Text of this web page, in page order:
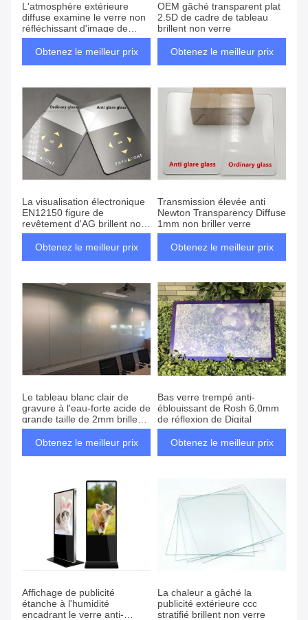
L'atmosphère extérieure
diffuse examine le verre non
réfléchissant d'image de
6mm
Obtenez le meilleur prix
OEM gâché transparent plat
2.5D de cadre de tableau
brillent non verre
Obtenez le meilleur prix
La visualisation électronique
EN12150 figure de
revêtement d'AG brillent non
verre
Obtenez le meilleur prix
Transmission élevée anti
Newton Transparency Diffuse
1mm non briller verre
Obtenez le meilleur prix
Le tableau blanc clair de
gravure à l'eau-forte acide de
grande taille de 2mm brillent
non verre
Obtenez le meilleur prix
Bas verre trempé anti-
éblouissant de Rosh 6.0mm
de réflexion de Digital
Obtenez le meilleur prix
Affichage de publicité
étanche à l'humidité
encadrant le verre anti-
La chaleur a gâché la
publicité extérieure ccc
stratifié brillent non verre